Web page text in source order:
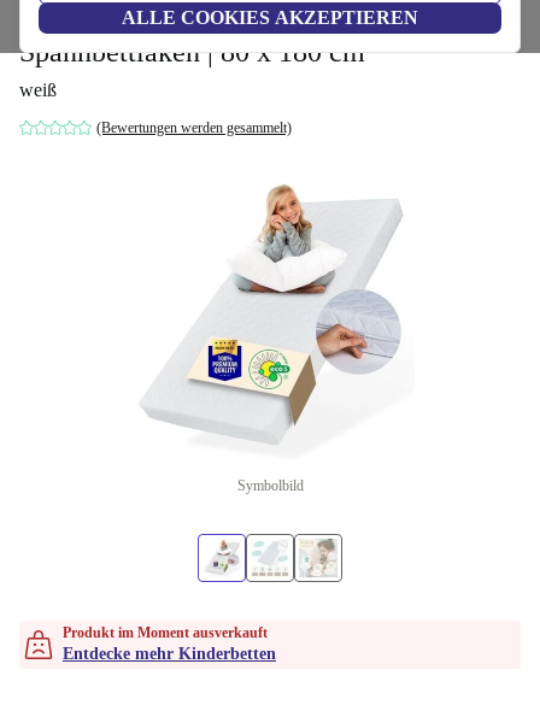
ALLE COOKIES AKZEPTIEREN
Kids Collective Babymatratze ohne
Spannbettlaken | 80 x 180 cm
weiß
(Bewertungen werden gesammelt)
Symbolbild
Produkt im Moment ausverkauft
Entdecke mehr Kinderbetten